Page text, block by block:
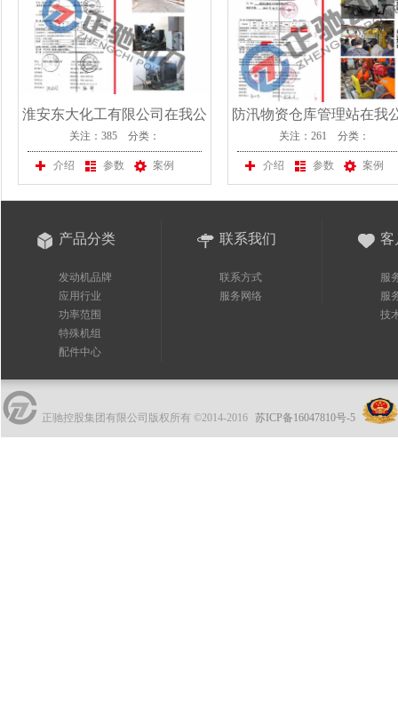
淮安东大化工有限公司在我公
司采购一台上柴股份发电机组
关注：385 分类：
介绍 参数 案例
防汛物资仓库管理站在我
采购一台康明斯移动式发
组
关注：261 分类：
介绍 参数 案例
产品分类
发动机品牌
应用行业
功率范围
特殊机组
配件中心
联系我们
联系方式
服务网络
客
服
服
技
正驰控股集团有限公司版权所有 ©2014-2016 苏ICP备16047810号-5